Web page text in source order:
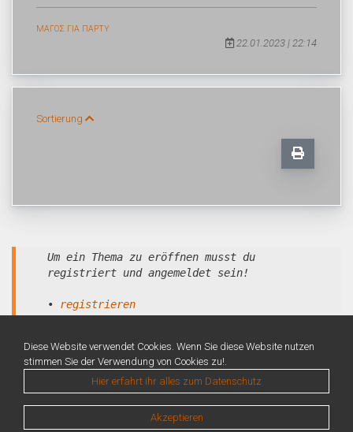
ΜΑΓΟΣ ΓΙΑ ΠΑΡΤΥ
22.01.2023 | 22:14
Sortierung
Um ein Thema zu eröffnen musst du
registriert und angemeldet sein!
• registrieren
Diese Website verwendet Cookies. Wenn Sie diese Website nutzen
stimmen Sie der Verwendung von Cookies zu!.
Hier erfahrt ihr alles zum Datenschutz
Akzeptieren